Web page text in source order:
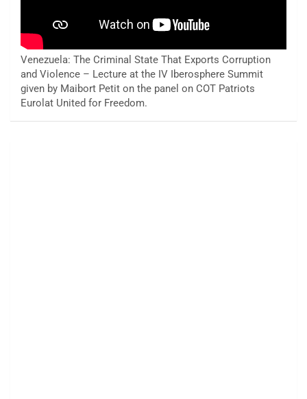
Venezuela: The Criminal State That Exports Corruption
and Violence – Lecture at the IV Iberosphere Summit
given by Maibort Petit on the panel on COT Patriots
Eurolat United for Freedom.